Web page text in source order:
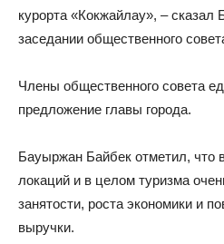
курорта «Кокжайлау», –
заседании общественного
Члены общественного совета
предложение главы города.
Бауыржан Байбек отметил, что
локаций и в целом туризма
занятости, роста экономики и
выручки.